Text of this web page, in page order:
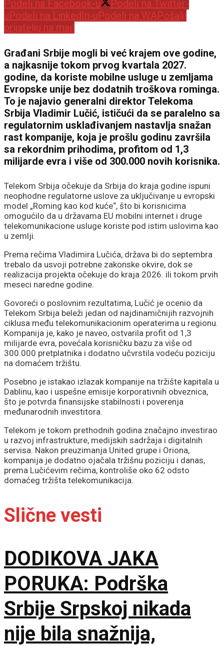
Podeli na Facebook-u
Podeli na Twitter-
u Podeli na LinkedIn-u Podeli na WAPošalji
prijatelju na mail
Građani Srbije mogli bi već krajem ove godine,
a najkasnije tokom prvog kvartala 2027.
godine, da koriste mobilne usluge u zemljama
Evropske unije bez dodatnih troškova rominga.
To je najavio generalni direktor Telekoma
Srbija Vladimir Lučić, ističući da se paralelno sa
regulatornim usklađivanjem nastavlja snažan
rast kompanije, koja je prošlu godinu završila
sa rekordnim prihodima, profitom od 1,3
milijarde evra i više od 300.000 novih korisnika.
Telekom Srbija očekuje da Srbija do kraja godine ispuni
neophodne regulatorne uslove za uključivanje u evropski
model „Roming kao kod kuće“, što bi korisnicima
omogućilo da u državama EU mobilni internet i druge
telekomunikacione usluge koriste pod istim uslovima kao
u zemlji.
Prema rečima Vladimira Lučića, država bi do septembra
trebalo da usvoji potrebne zakonske okvire, dok se
realizacija projekta očekuje do kraja 2026. ili tokom prvih
meseci naredne godine.
Govoreći o poslovnim rezultatima, Lučić je ocenio da
Telekom Srbija beleži jedan od najdinamičnijih razvojnih
ciklusa među telekomunikacionim operaterima u regionu.
Kompanija je, kako je naveo, ostvarila profit od 1,3
milijarde evra, povećala korisničku bazu za više od
300.000 pretplatnika i dodatno učvrstila vodeću poziciju
na domaćem tržištu.
Posebno je istakao izlazak kompanije na tržište kapitala u
Dablinu, kao i uspešne emisije korporativnih obveznica,
što je potvrda finansijske stabilnosti i poverenja
međunarodnih investitora.
Telekom je tokom prethodnih godina značajno investirao
u razvoj infrastrukture, medijskih sadržaja i digitalnih
servisa. Nakon preuzimanja United grupe i Oriona,
kompanija je dodatno ojačala tržišnu poziciju i danas,
prema Lučićevim rečima, kontroliše oko 62 odsto
domaćeg tržišta telekomunikacija.
Slične vesti
DODIKOVA JAKA
PORUKA: Podrška
Srbije Srpskoj nikada
nije bila snažnija,